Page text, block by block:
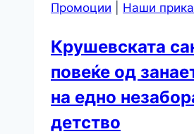
Промоции Наши
Крушевската
повеќе од
на едно
детство